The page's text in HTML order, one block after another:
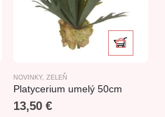
NOVINKY, ZELEŇ
Platycerium umelý 50cm
13,50 €